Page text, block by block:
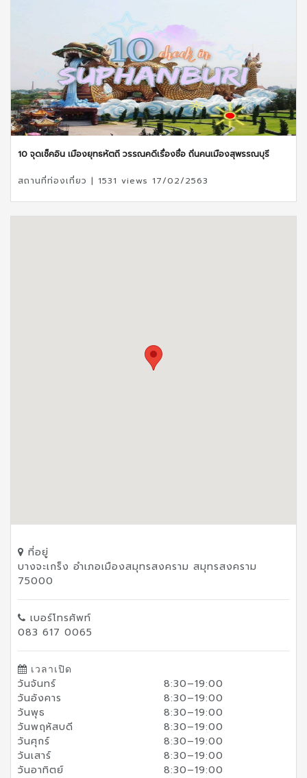
10 จุดเช็คอิน เมืองยุทธหัตถี วรรณคดีเรื่องชื่อ ถิ่นคนเมืองสุพรรณบุรี
สถานที่ท่องเที่ยว | 1531 views 17/02/2563
ที่อยู่
บางจะเกร็ง อำเภอเมืองสมุทรสงคราม สมุทรสงคราม
75000
เบอร์โทรศัพท์
083 617 0065
เวลาเปิด
วันจันทร์
8:30–19:00
วันอังคาร
8:30–19:00
วันพุธ
8:30–19:00
วันพฤหัสบดี
8:30–19:00
วันศุกร์
8:30–19:00
วันเสาร์
8:30–19:00
วันอาทิตย์
8:30–19:00